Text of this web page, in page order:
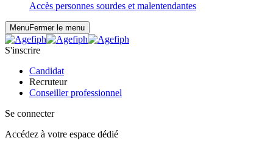
Accès personnes sourdes et malentendantes
MenuFermer le menu
S'inscrire
Candidat
Recruteur
Conseiller professionnel
Se connecter
Accédez à votre espace dédié